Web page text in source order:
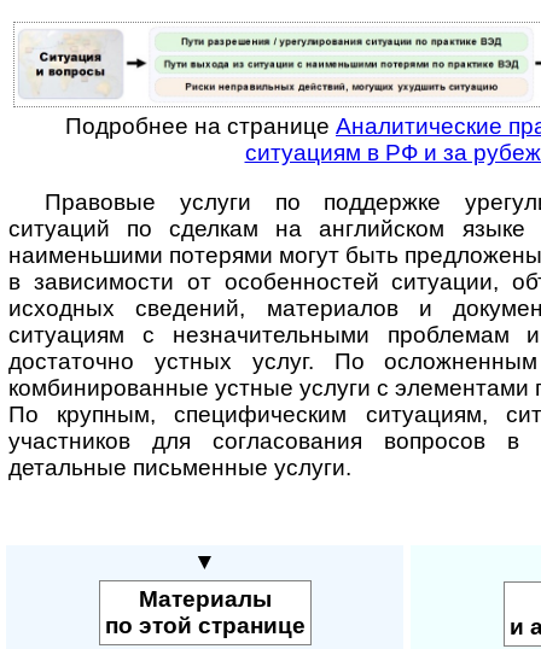
Подробнее на странице Аналитические
ситуациям в РФ и за
Правовые услуги по поддержке
ситуаций по сделкам на английском
наименьшими потерями могут быть
в зависимости от особенностей ситуации,
исходных сведений, материалов и
ситуациям с незначительными проблемам
достаточно устных услуг. По
комбинированные устные услуги с элементами
По крупным, специфическим ситуациям,
участников для согласования вопросов в
детальные письменные услуги.
▼
Материалы
по этой странице
и